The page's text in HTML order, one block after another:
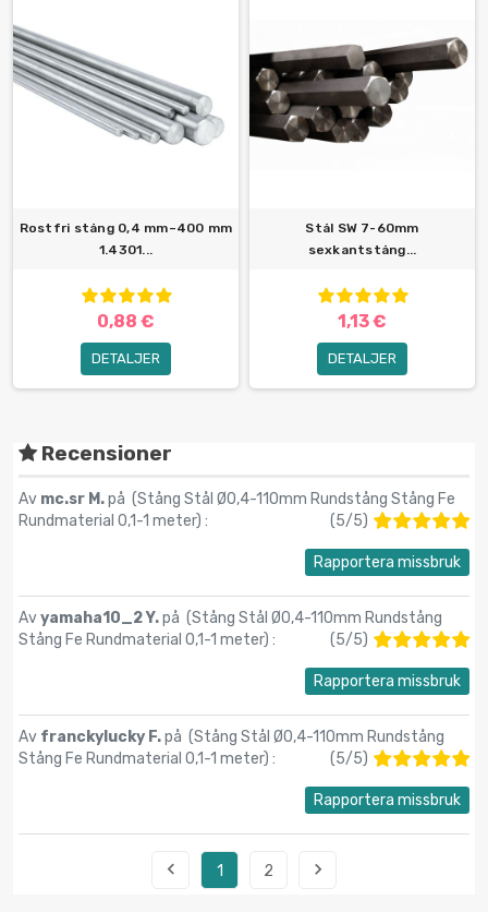
Rostfri stång 0,4 mm–400 mm
1.4301...
0,88 €
DETALJER
Stål SW 7-60mm
sexkantstång...
1,13 €
DETALJER
Recensioner
Av mc.sr M.på (Stång Stål Ø0,4-110mm Rundstång Stång Fe
Rundmaterial 0,1-1 meter) : (5/5)
Rapportera missbruk
Avyamaha10_2 Y.på (Stång Stål Ø0,4-110mm Rundstång
Stång Fe Rundmaterial 0,1-1 meter) : (5/5)
Rapportera missbruk
Av franckylucky F.på (Stång Stål Ø0,4-110mm Rundstång
Stång Fe Rundmaterial 0,1-1 meter) : (5/5)
Rapportera missbruk
 1 2 